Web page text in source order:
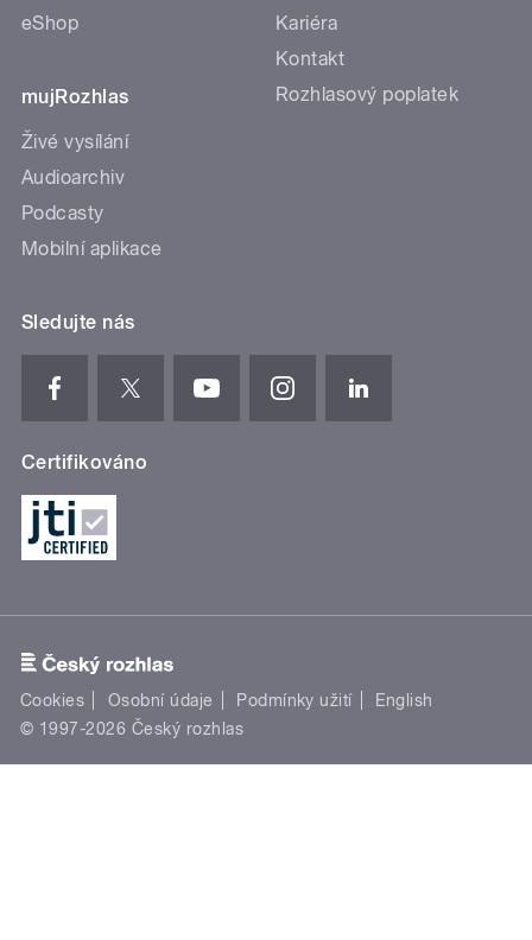
eShop
mujRozhlas
Živé vysílání
Audioarchiv
Podcasty
Mobilní aplikace
Kariéra
Kontakt
Rozhlasový poplatek
Sledujte nás
Certifikováno
Cookies Osobní údaje Podmínky užití
English
© 1997-2026 Český rozhlas